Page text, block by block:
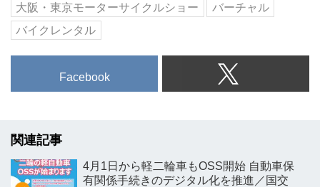
大阪・東京モーターサイクルショー
バーチャル
バイクレンタル
Facebook
関連記事
4月1日から軽二輪車もOSS開始 自動車保
有関係手続きのデジタル化を推進／国交